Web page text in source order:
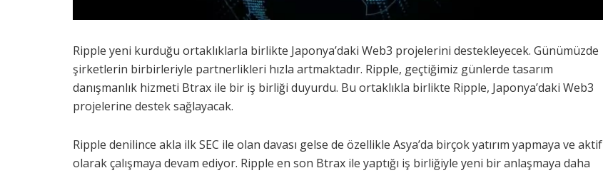
Ripple yeni kurduğu ortaklıklarla birlikte Japonya’daki Web3 projelerini destekleyecek. Günümüzde
şirketlerin birbirleriyle partnerlikleri hızla artmaktadır. Ripple, geçtiğimiz günlerde tasarım
danışmanlık hizmeti Btrax ile bir iş birliği duyurdu. Bu ortaklıkla birlikte Ripple, Japonya’daki Web3
projelerine destek sağlayacak.
Ripple denilince akla ilk SEC ile olan davası gelse de özellikle Asya’da birçok yatırım yapmaya ve aktif
olarak çalışmaya devam ediyor. Ripple en son Btrax ile yaptığı iş birliğiyle yeni bir anlaşmaya daha